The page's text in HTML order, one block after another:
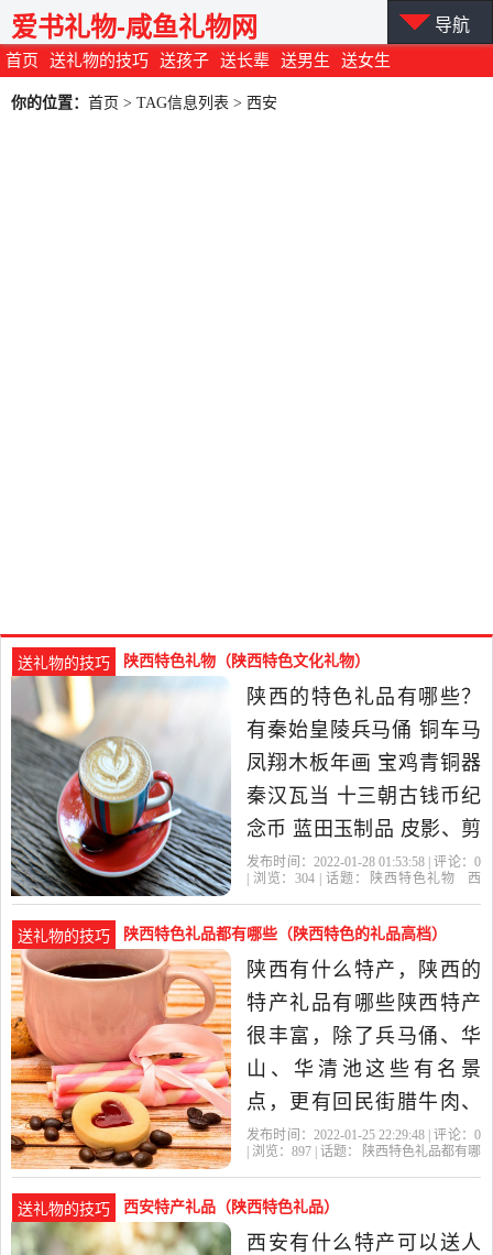
首页 送礼物的技巧 送孩子 送长辈 送男生 送女生
爱书礼物-咸鱼礼物网 导航
你的位置： 首页 > TAG信息列表 > 西安
送礼物的技巧 陕西特色礼物（陕西特色文化礼物）
陕西的特色礼品有哪些？
有秦始皇陵兵马俑 铜车马
凤翔木板年画 宝鸡青铜器
秦汉瓦当 十三朝古钱币纪
念币 蓝田玉制品 皮影、剪
纸等。西安特色礼品有哪
绣，汴绣做的好的是一涵
汴绣，汴绣礼品，汴绣摆
件，汴绣屏风，汴绣工艺
品。陕西特色礼品有哪些
秦始
发布时间：2022-01-28 01:53:58 | 评论： 0
| 浏览：304 | 话题： 陕西特色礼物
西
送礼物的技巧 陕西特色礼品都有哪些（陕西特色的礼品高档）
陕西有什么特产，陕西的
特产礼品有哪些陕西特产
很丰富，除了兵马俑、华
山、华清池这些有名景
点，更有回民街腊牛肉、
油泼辣子、凉皮、肉夹馍
产，最近几年陕西茶也有
很名气：茯茶、天未然绞
发布时间：2022-01-25 22:29:48 | 评论： 0
| 浏览： 897 | 话题：
陕西特色礼品都有哪
送礼物的技巧 西安特产礼品（陕西特色礼品）
西安有什么特产可以送人